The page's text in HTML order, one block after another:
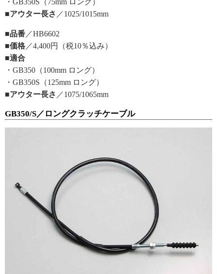
・GB350S（75mm ロング）
■アウター長さ ／1025/1015mm
■品番 ／HB6602
■価格 ／4,400円（税10％込み）
■適合
・GB350（100mm ロング）
・GB350S（125mm ロング）
■アウター長さ ／1075/1065mm
GB350/S／ロングクラッチケーブル